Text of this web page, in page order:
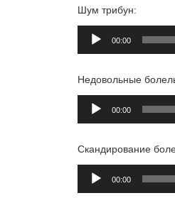
Шум трибун:
Аудиоплеер
00:00
Недовольные
Аудиоплеер
00:00
Скандирование
Аудиоплеер
00:00